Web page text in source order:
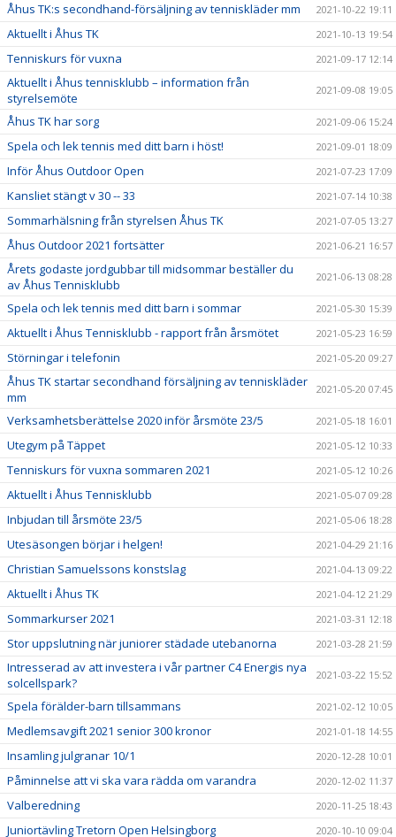
Åhus TK:s secondhand-försäljning av tenniskläder mm 2021-10-22 19:11
Aktuellt i Åhus TK 2021-10-13 19:54
Tenniskurs för vuxna 2021-09-17 12:14
Aktuellt i Åhus tennisklubb – information från
styrelsemöte
2021-09-08 19:05
Åhus TK har sorg 2021-09-06 15:24
Spela och lek tennis med ditt barn i höst! 2021-09-01 18:09
Inför Åhus Outdoor Open 2021-07-23 17:09
Kansliet stängt v 30 -- 33 2021-07-14 10:38
Sommarhälsning från styrelsen Åhus TK 2021-07-05 13:27
Åhus Outdoor 2021 fortsätter 2021-06-21 16:57
Årets godaste jordgubbar till midsommar beställer du
av Åhus Tennisklubb
2021-06-13 08:28
Spela och lek tennis med ditt barn i sommar 2021-05-30 15:39
Aktuellt i Åhus Tennisklubb - rapport från årsmötet 2021-05-23 16:59
Störningar i telefonin 2021-05-20 09:27
Åhus TK startar secondhand försäljning av tenniskläder
mm
2021-05-20 07:45
Verksamhetsberättelse 2020 inför årsmöte 23/5 2021-05-18 16:01
Utegym på Täppet 2021-05-12 10:33
Tenniskurs för vuxna sommaren 2021 2021-05-12 10:26
Aktuellt i Åhus Tennisklubb 2021-05-07 09:28
Inbjudan till årsmöte 23/5 2021-05-06 18:28
Utesäsongen börjar i helgen! 2021-04-29 21:16
Christian Samuelssons konstslag 2021-04-13 09:22
Aktuellt i Åhus TK 2021-04-12 21:29
Sommarkurser 2021 2021-03-31 12:18
Stor uppslutning när juniorer städade utebanorna 2021-03-28 21:59
Intresserad av att investera i vår partner C4 Energis nya
solcellspark?
2021-03-22 15:52
Spela förälder-barn tillsammans 2021-02-12 10:05
Medlemsavgift 2021 senior 300 kronor 2021-01-18 14:55
Insamling julgranar 10/1 2020-12-28 10:01
Påminnelse att vi ska vara rädda om varandra 2020-12-02 11:37
Valberedning 2020-11-25 18:43
Juniortävling Tretorn Open Helsingborg 2020-10-10 09:04